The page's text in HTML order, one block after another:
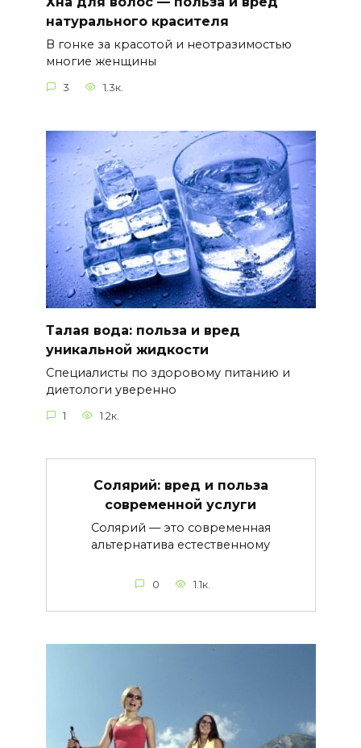
натурального красителя
В гонке за красотой и неотразимостью
многие женщины
3 1.3к.
Талая вода: польза и вред
уникальной жидкости
Специалисты по здоровому питанию и
диетологи уверенно
1 1.2к.
Солярий: вред и польза
современной услуги
Солярий — это современная
альтернатива естественному
0 1.1к.